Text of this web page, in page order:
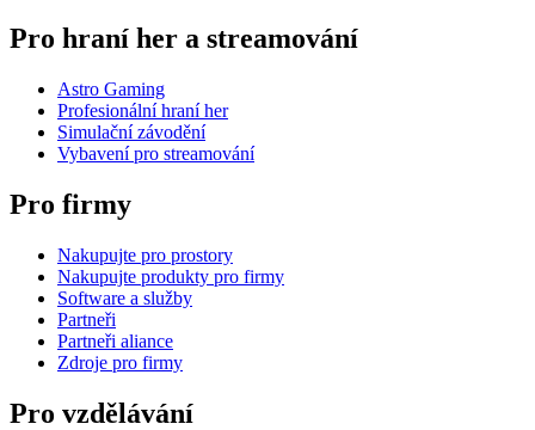
Pro hraní her a streamování
Astro Gaming
Profesionální hraní her
Simulační závodění
Vybavení pro streamování
Pro firmy
Nakupujte pro prostory
Nakupujte produkty pro firmy
Software a služby
Partneři
Partneři aliance
Zdroje pro firmy
Pro vzdělávání